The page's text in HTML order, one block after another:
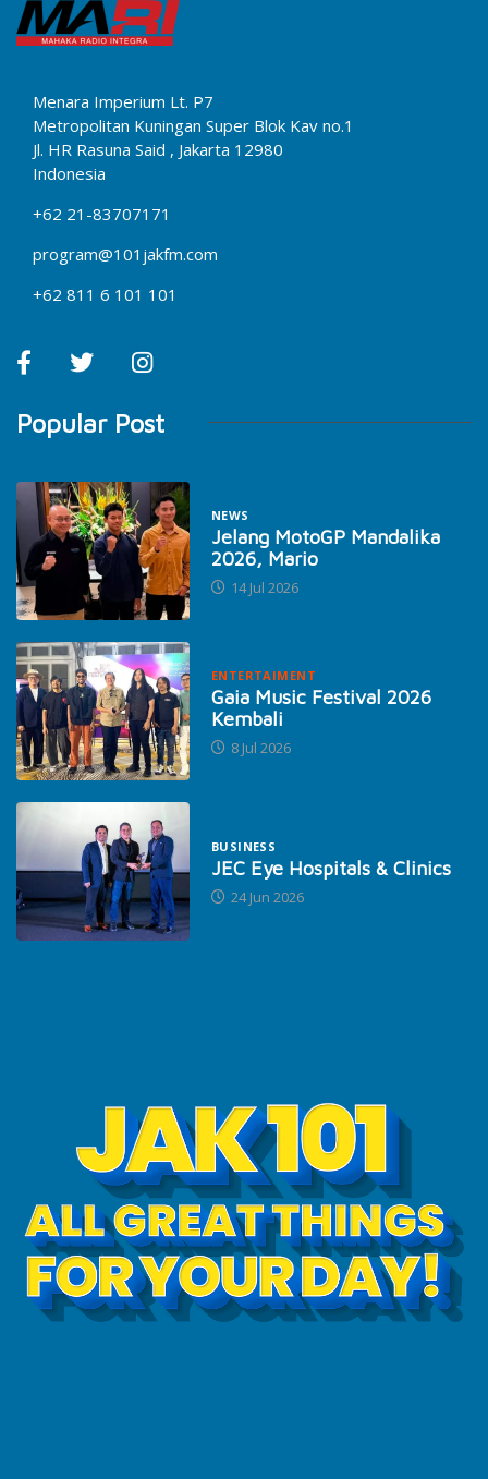
Menara Imperium Lt. P7
Metropolitan Kuningan Super Blok Kav no.1
Jl. HR Rasuna Said , Jakarta 12980
Indonesia
+62 21-83707171
program@101jakfm.com
+62 811 6 101 101
Popular Post
NEWS
Jelang MotoGP Mandalika
2026, Mario
14 Jul 2026
ENTERTAIMENT
Gaia Music Festival 2026
Kembali
8 Jul 2026
BUSINESS
JEC Eye Hospitals & Clinics
24 Jun 2026